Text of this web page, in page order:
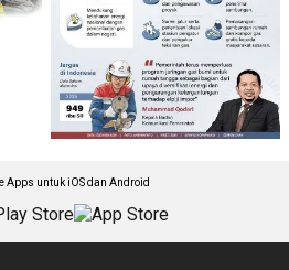
Apps untuk iOS dan Android